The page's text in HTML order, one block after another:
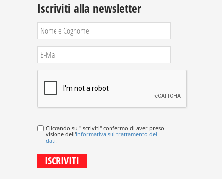
Iscriviti alla newsletter
Cliccando su "Iscriviti" confermo di aver preso
visione dell'informativa sul trattamento dei
dati.